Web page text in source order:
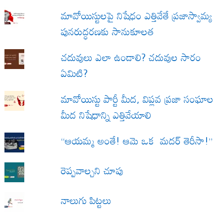
మావోయిస్టులపై నిషేధం ఎత్తివేతే ప్రజాస్వామ్య
పునరుద్ధరణకు సానుకూలత
చదువులు ఎలా ఉండాలి? చదువుల సారం
ఏమిటి?
మావోయిస్టు పార్టీ మీద, విప్లవ ప్రజా సంఘాల
మీద నిషేధాన్ని ఎత్తివేయాలి
“ఆయమ్మ అంతే! ఆమె ఒక మదర్ తెరీసా!”
రెప్పవాల్చని చూపు
నాలుగు పిట్టలు